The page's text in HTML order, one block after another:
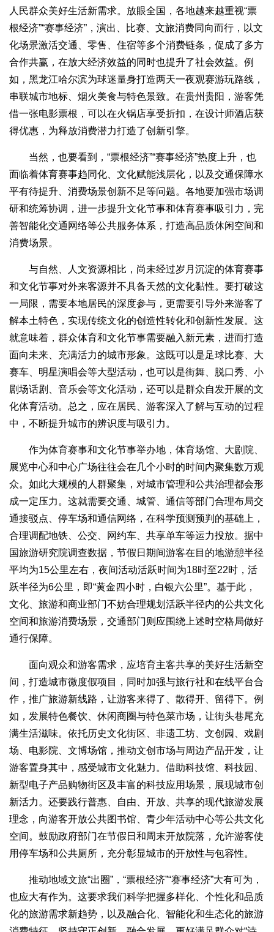
人民群众美好生活新需求。放眼全国，各地越来越重视“票
根经济”“赛事经济”，演出、比赛、文旅消费同向而行，以文
化场景激活交通、零售、住宿等多个消费链条，促成了多方
合作共赢，在放大经济效益的同时也提升了社会效益。例
如，黑龙江哈尔滨为球迷量身打造两天一夜观赛游玩路线，
串联城市地标、烟火美食与特色景致。在贵州贵阳，游客凭
借一张电影票根，可以在火锅店享受折扣，在设计师酒店获
得优惠，为释放消费潜力打造了创新引擎。
当然，也要看到，“票根经济”“赛事经济”热度上升，也
面临着体育赛事趋同化、文化赋能浅层化，以及交通保障水
平有待提升、消费场景创新不足等问题。各地要加强市场调
研和统筹协调，进一步提升文化节事和体育赛事吸引力，完
善智能化交通网络等公共服务体系，打造高品质休闲空间和
消费场景。
与自然、人文资源相比，尚未经过岁月沉淀的体育赛事
和文化节事对外来客源并不具备天然的文化黏性。要打破这
一局限，需要本地居民的深度参与，更需要引导外来游客了
解本土特色，实现传统文化的创造性转化和创新性发展。这
就意味着，群众体育和文化节事需要融入新元素，进而打造
面向未来、充满活力的城市形象。这既可以是足球比赛、大
赛车、明星演唱会等大型活动，也可以是街舞、脱口秀、小
剧场话剧、音乐会等文化活动，还可以是群众自发开展的文
化体育活动。总之，应在居民、游客深入了解与互动的过程
中，不断提升城市的辨识度与吸引力。
作为体育赛事和文化节事举办地，体育场馆、大剧院、
展览中心和中心广场往往会在几个小时的时间内聚集数万观
众。如此大规模的人群聚集，对城市管理和公共治理都会形
成一定压力。这就需要交通、城管、通信等部门合理布局交
通接驳点、停车场和通信网络，在科学预测预判的基础上，
合理调配地铁、公交、网约车、共享单车等运力投放。据中
国旅游研究院调查数据，节假日期间游客在目的地游憩半径
平均为15公里左右，夜间活动活跃时间为18时至22时，活
跃半径为6公里，即“黄金四小时，白银六公里”。基于此，
文化、旅游和商业部门不妨合理规划活跃半径内的公共文化
空间和旅游消费场景，交通部门则应围绕上述时空格局做好
通行保障。
面向观众和游客需求，应培育主客共享的美好生活新空
间，打造城市微度假项目，同时加强与旅行社和在线平台合
作，推广旅游新线路，让游客来得了、散得开、留得下。例
如，发展特色餐饮、休闲商圈与特色菜市场，让街头巷尾充
满生活滋味。依托历史文化街区、非遗工坊、文创园、戏剧
场、电影院、文博场馆，推动文创市场与周边产品开发，让
游客置身其中，感受城市文化魅力。借助科技馆、科技园、
新型电子产品购物街区及丰富的科技应用场景，展现城市创
新活力。还要践行普惠、自由、开放、共享的现代旅游发展
理念，向游客开放公共图书馆、青少年活动中心等公共文化
空间。鼓励政府部门在节假日和周末开放院落，允许游客使
用停车场和公共厕所，充分彰显城市的开放性与包容性。
推动地域文旅“出圈”，“票根经济”“赛事经济”大有可为，
也应大有作为。这要求我们科学把握多样化、个性化和品质
化的旅游需求新趋势，以及融合化、智能化和生态化的旅游